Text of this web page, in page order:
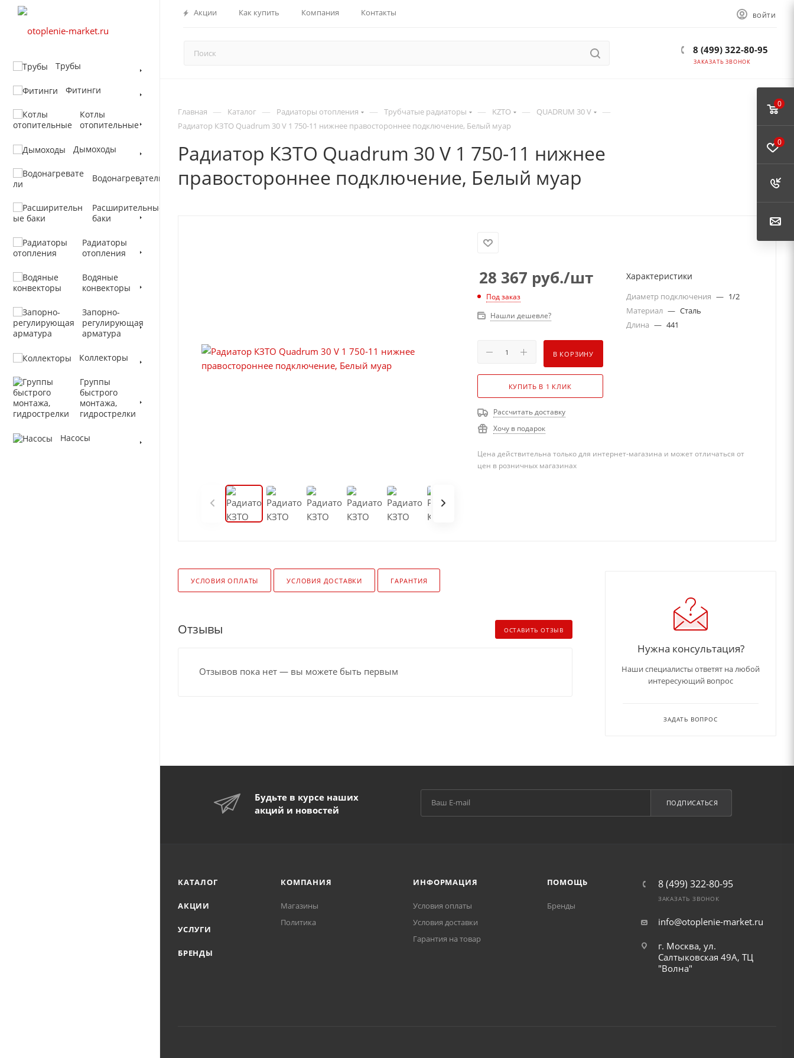
Акции Как купить Компания Контакты ВОЙТИ
8 (499) 322-80-95
ЗАКАЗАТЬ ЗВОНОК
Трубы
Фитинги
Котлы
отопительные
Дымоходы
Водонагреватели
Расширительные
баки
Радиаторы
отопления
Водяные
конвекторы
Запорно-
регулирующая
арматура
Коллекторы
Группы
быстрого
монтажа,
гидрострелки
Насосы
Главная — Каталог — Радиаторы отопления — Трубчатые радиаторы — KZTO — QUADRUM 30 V —
Радиатор КЗТО Quadrum 30 V 1 750-11 нижнее правостороннее подключение, Белый муар
Радиатор КЗТО Quadrum 30 V 1 750-11 нижнее
правостороннее подключение, Белый муар
28 367 руб./шт
Под заказ
Нашли дешевле?
В КОРЗИНУ
КУПИТЬ В 1 КЛИК
Рассчитать доставку
Хочу в подарок
Характеристики
Диаметр подключения — 1/2
Материал — Сталь
Длина — 441
Цена действительна только для интернет-магазина и может отличаться от
цен в розничных магазинах
УСЛОВИЯ ОПЛАТЫ УСЛОВИЯ ДОСТАВКИ ГАРАНТИЯ
Отзывы ОСТАВИТЬ ОТЗЫВ
Отзывов пока нет — вы можете быть первым
Нужна консультация?
Наши специалисты ответят на любой
интересующий вопрос
ЗАДАТЬ ВОПРОС
Будьте в курсе наших
акций и новостей
ПОДПИСАТЬСЯ
КАТАЛОГ
АКЦИИ
УСЛУГИ
БРЕНДЫ
КОМПАНИЯ
Магазины
Политика
ИНФОРМАЦИЯ
Условия оплаты
Условия доставки
Гарантия на товар
ПОМОЩЬ
Бренды
8 (499) 322-80-95
ЗАКАЗАТЬ ЗВОНОК
info@otoplenie-market.ru
г. Москва, ул.
Салтыковская 49А, ТЦ
"Волна"
0
0